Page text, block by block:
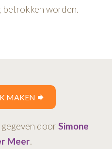
betrokken worden.
MAKEN
doorSimone
Meer.